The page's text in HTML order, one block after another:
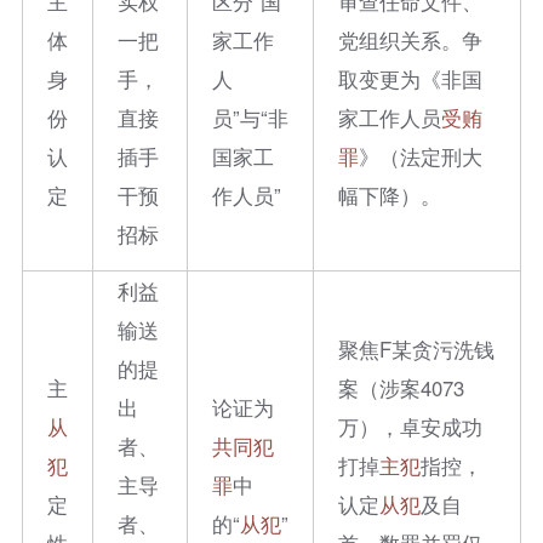
体
身
份
认
定
一把
手，
直接
插手
干预
招标
家工作
人
员”与“非
国家工
作人员”
党组织关系。争
取变更为《非国
家工作人员受贿
罪》（法定刑大
幅下降）。
主
从
犯
定
利益
输送
的提
出
者、
主导
者、
论证为
共同犯
罪中
的“从犯”
聚焦F某贪污洗钱
案（涉案4073
万），卓安成功
打掉主犯指控，
认定从犯及自